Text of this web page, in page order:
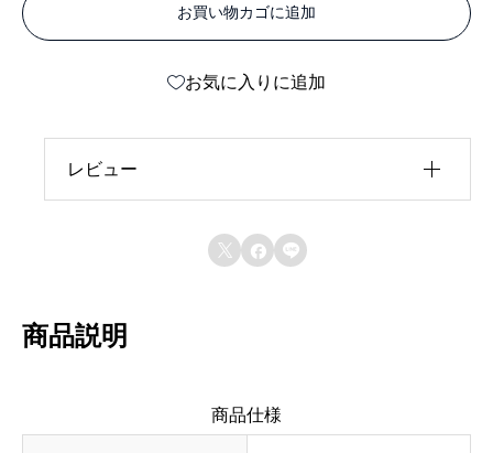
F
お買い物カゴに追加
お気に入りに追加
レビュー
レビュー投稿には、会員登録が必要です。
会員登録する
  
商品説明
商品仕様